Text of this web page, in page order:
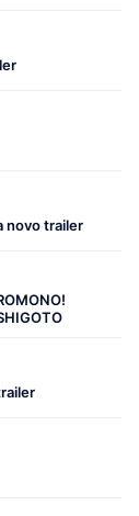
novo trailer